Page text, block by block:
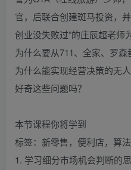
官，后联合创建斑马投资，
创业没失败过”的庄辰超老师
为什么要从711、全家、罗森
为什么能实现经营决策的无人
好奇这些问题吗？
本节课程你将学到
标签：新零售，便利店，算
1. 学习细分市场机会判断的